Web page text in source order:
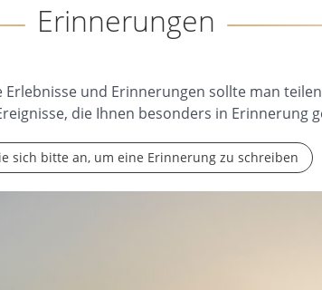
Erinnerungen
Erlebnisse und Erinnerungen sollte man
die Ihnen besonders in Erinnerung
sich bitte an, um eine Erinnerung zu schreiben